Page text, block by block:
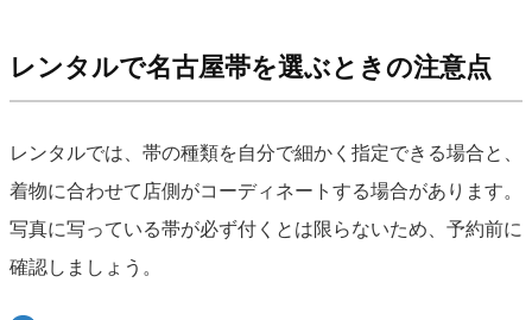
レンタルで名古屋帯を選ぶときの注意点
レンタルでは、帯の種類を自分で細かく指定できる場合と、
着物に合わせて店側がコーディネートする場合があります。
写真に写っている帯が必ず付くとは限らないため、予約前に
確認しましょう。